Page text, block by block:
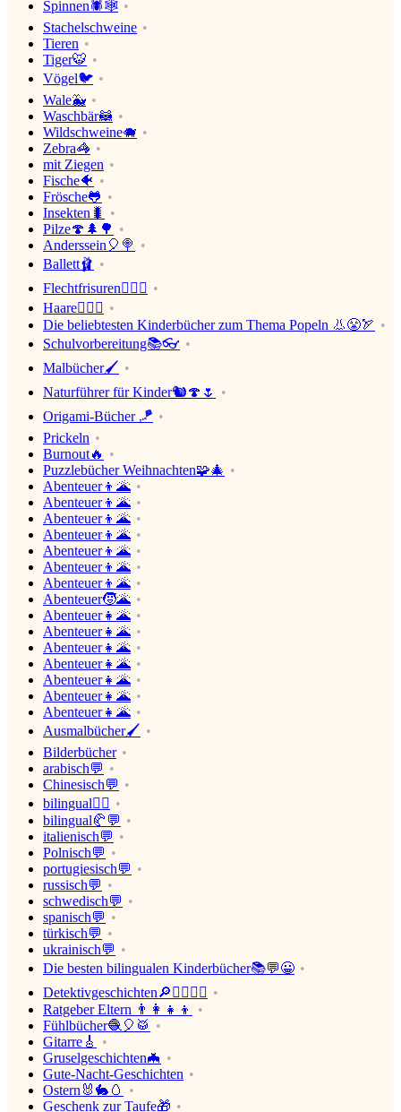
Spinnen🕷🕸
Stachelschweine
Tieren
Tiger🐯
Vögel🐦
Wale🐳
Waschbär🦝
Wildschweine🐗
Zebra🦓
mit Ziegen
Fische🐠
Frösche🐸
Insekten🐛
Pilze🍄🌲🌳
Anderssein🎈🍭
Ballett🩰
Flechtfrisuren👱🏼‍♂️
Haare👱🏼‍♂️
Die beliebtesten Kinderbücher zum Thema Popeln 👃😤🏹
Schulvorbereitung📚👓
Malbücher🖌
Naturführer für Kinder🐿🍄🌷
Origami-Bücher 🪁
Prickeln
Burnout🔥
Puzzlebücher Weihnachten🧩🎄
Abenteuer👦🌋
Abenteuer👦🌋
Abenteuer👦🌋
Abenteuer👦🌋
Abenteuer👦🌋
Abenteuer👦🌋
Abenteuer👦🌋
Abenteuer🧒🌋
Abenteuer👧🌋
Abenteuer👧🌋
Abenteuer👧🌋
Abenteuer👧🌋
Abenteuer👧🌋
Abenteuer👧🌋
Abenteuer👧🌋
Ausmalbücher🖌
Bilderbücher
arabisch💬
Chinesisch💬
bilingual💂‍♂️
bilingual🥐💬
italienisch💬
Polnisch💬
portugiesisch💬
russisch💬
schwedisch💬
spanisch💬
türkisch💬
ukrainisch💬
Die besten bilingualen Kinderbücher📚💬😀
Detektivgeschichten🔎🕵️‍♀️🕵️‍♂️
Ratgeber Eltern 👨‍👩‍👧‍👦
Fühlbücher🧶🎈🥁
Gitarre🎸
Gruselgeschichten🦇
Gute-Nacht-Geschichten
Ostern🐰🐇🥚
Geschenk zur Taufe🎁